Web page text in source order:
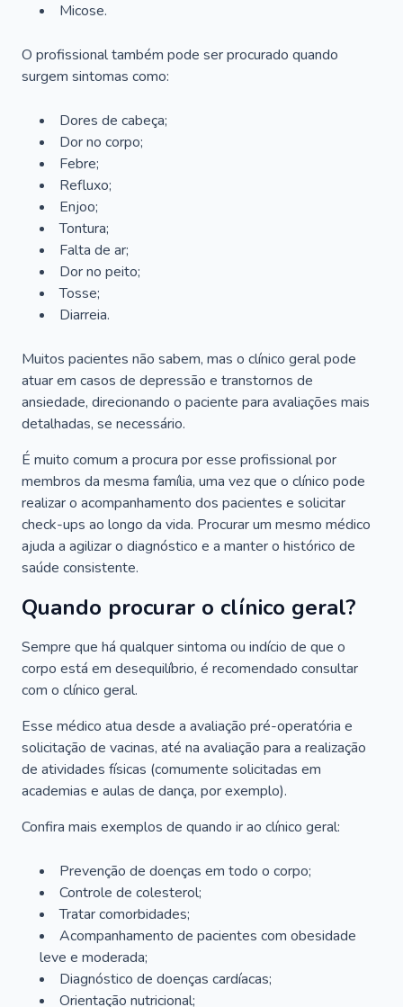
Micose.
O profissional também pode ser procurado quando
surgem sintomas como:
Dores de cabeça;
Dor no corpo;
Febre;
Refluxo;
Enjoo;
Tontura;
Falta de ar;
Dor no peito;
Tosse;
Diarreia.
Muitos pacientes não sabem, mas o clínico geral pode
atuar em casos de depressão e transtornos de
ansiedade, direcionando o paciente para avaliações mais
detalhadas, se necessário.
É muito comum a procura por esse profissional por
membros da mesma família, uma vez que o clínico pode
realizar o acompanhamento dos pacientes e solicitar
check-ups ao longo da vida. Procurar um mesmo médico
ajuda a agilizar o diagnóstico e a manter o histórico de
saúde consistente.
Quando procurar o clínico geral?
Sempre que há qualquer sintoma ou indício de que o
corpo está em desequilíbrio, é recomendado consultar
com o clínico geral.
Esse médico atua desde a avaliação pré-operatória e
solicitação de vacinas, até na avaliação para a realização
de atividades físicas (comumente solicitadas em
academias e aulas de dança, por exemplo).
Confira mais exemplos de quando ir ao clínico geral:
Prevenção de doenças em todo o corpo;
Controle de colesterol;
Tratar comorbidades;
Acompanhamento de pacientes com obesidade
leve e moderada;
Diagnóstico de doenças cardíacas;
Orientação nutricional;